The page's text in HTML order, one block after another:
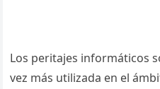
Los peritajes informáticos
vez más utilizada en el